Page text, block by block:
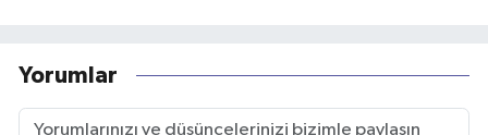
Yorumlar